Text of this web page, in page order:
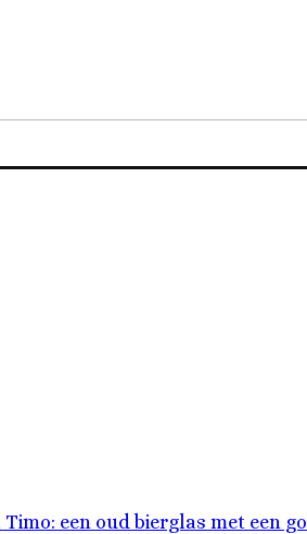
Timo: een oud bierglas met een